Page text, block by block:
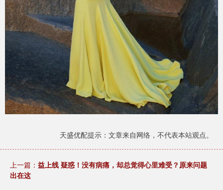
天盛优配提示：文章来自网络，不代表本站观点。
上一篇： 益上线 疑惑！没有病痛，却总觉得心里难受？原来问题
出在这